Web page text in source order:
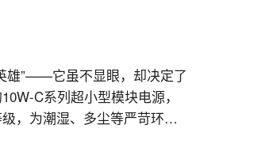
雄”——它虽不显眼，却决定了
C系列超小型模块电源，
，为潮湿、多尘等严苛环境